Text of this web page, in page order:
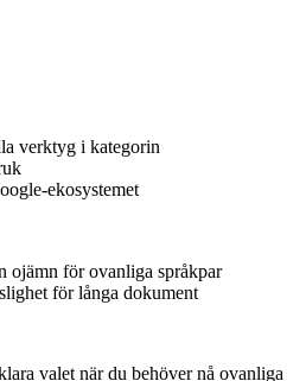
verktyg i kategorin
ekosystemet
ojämn för ovanliga språkpar
för långa dokument
valet när du behöver nå ovanliga